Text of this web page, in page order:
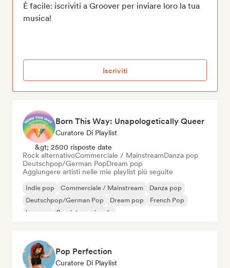
È facile: iscriviti a Groover per inviare loro la tua
musica!
Iscriviti
Born This Way: Unapologetically Queer
Curatore Di Playlist
&gt; 2500 risposte date
Rock alternativoCommerciale / MainstreamDanza pop
Deutschpop/German PopDream pop
Aggiungere artisti nelle mie playlist più seguite
Indie pop Commerciale / Mainstream
Danza pop
Deutschpop/German Pop
Dream pop
French Pop
Iperpop
Pop internazionale
Pop Perfection
Curatore Di Playlist